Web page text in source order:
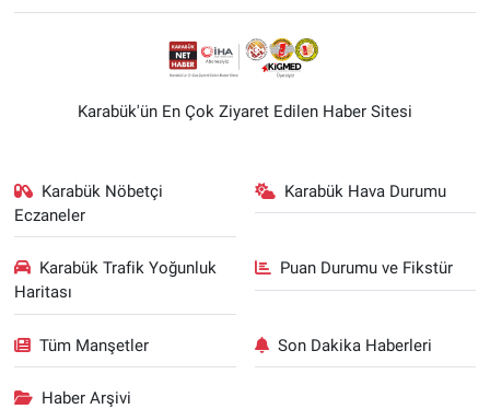
Karabük'ün En Çok Ziyaret Edilen Haber Sitesi
Karabük Nöbetçi
Eczaneler
Karabük Hava Durumu
Karabük Trafik Yoğunluk
Haritası
Puan Durumu ve Fikstür
Tüm Manşetler Son Dakika Haberleri
Haber Arşivi